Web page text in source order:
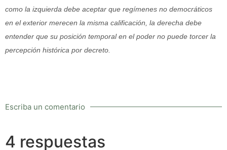
como la izquierda debe aceptar que regímenes no democráticos
en el exterior merecen la misma calificación, la derecha debe
entender que su posición temporal en el poder no puede torcer la
percepción histórica por decreto.
Escriba un comentario
4 respuestas